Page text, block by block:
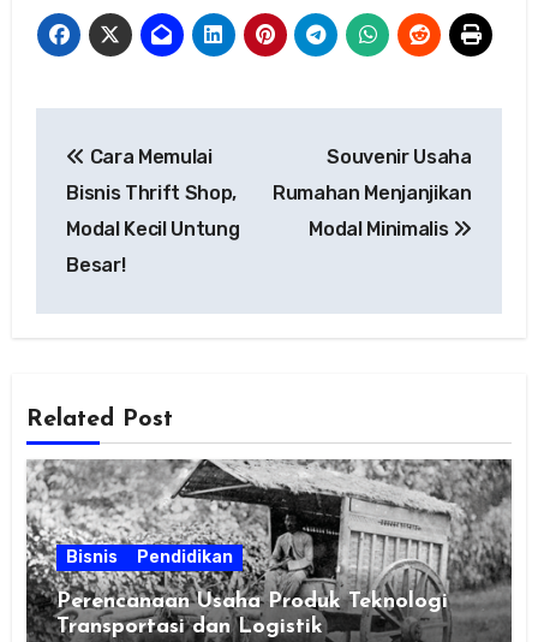
pos
Cara Memulai
Bisnis Thrift Shop,
Modal Kecil Untung
Besar!
Souvenir Usaha
Rumahan Menjanjikan
Modal Minimalis
Related Post
Bisnis Pendidikan
Perencanaan Usaha Produk Teknologi
Transportasi dan Logistik